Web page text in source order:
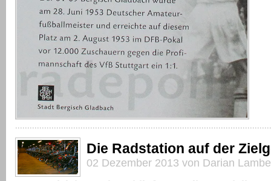
Die Radstation auf der
02 Dezember 2013 von Darian